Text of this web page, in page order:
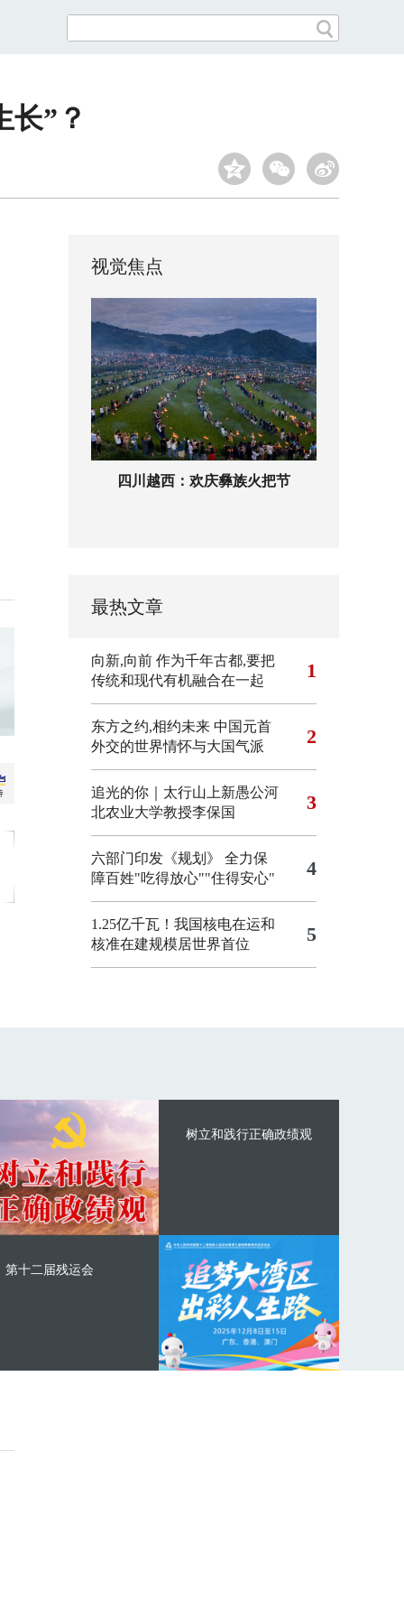
长”？
视觉焦点
四川越西：欢庆彝族火把节
最热文章
向新,向前 作为千年古都,要把
传统和现代有机融合在一起
1
东方之约,相约未来 中国元首
外交的世界情怀与大国气派
2
追光的你｜太行山上新愚公河
北农业大学教授李保国
3
六部门印发《规划》 全力保
障百姓"吃得放心""住得安心"
4
1.25亿千瓦！我国核电在运和
核准在建规模居世界首位
5
树立和践行正确政绩观
第十二届残运会